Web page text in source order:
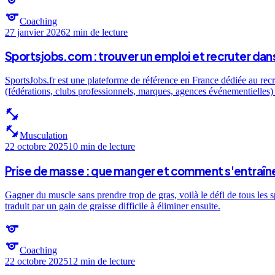
sportsCoaching
27 janvier 20262 min de lecture
Sportsjobs.com : trouver un emploi et recruter
SportsJobs.fr est une plateforme de référence en France dédiée au
(fédérations, clubs professionnels, marques, agences
fitness_center
fitness_centerMusculation
22 octobre 202510 min de lecture
Prise de masse : que manger et comment
Gagner du muscle sans prendre trop de gras, voilà le défi de tous
traduit par un gain de graisse difficile à éliminer ensuite.
sports
sportsCoaching
22 octobre 202512 min de lecture